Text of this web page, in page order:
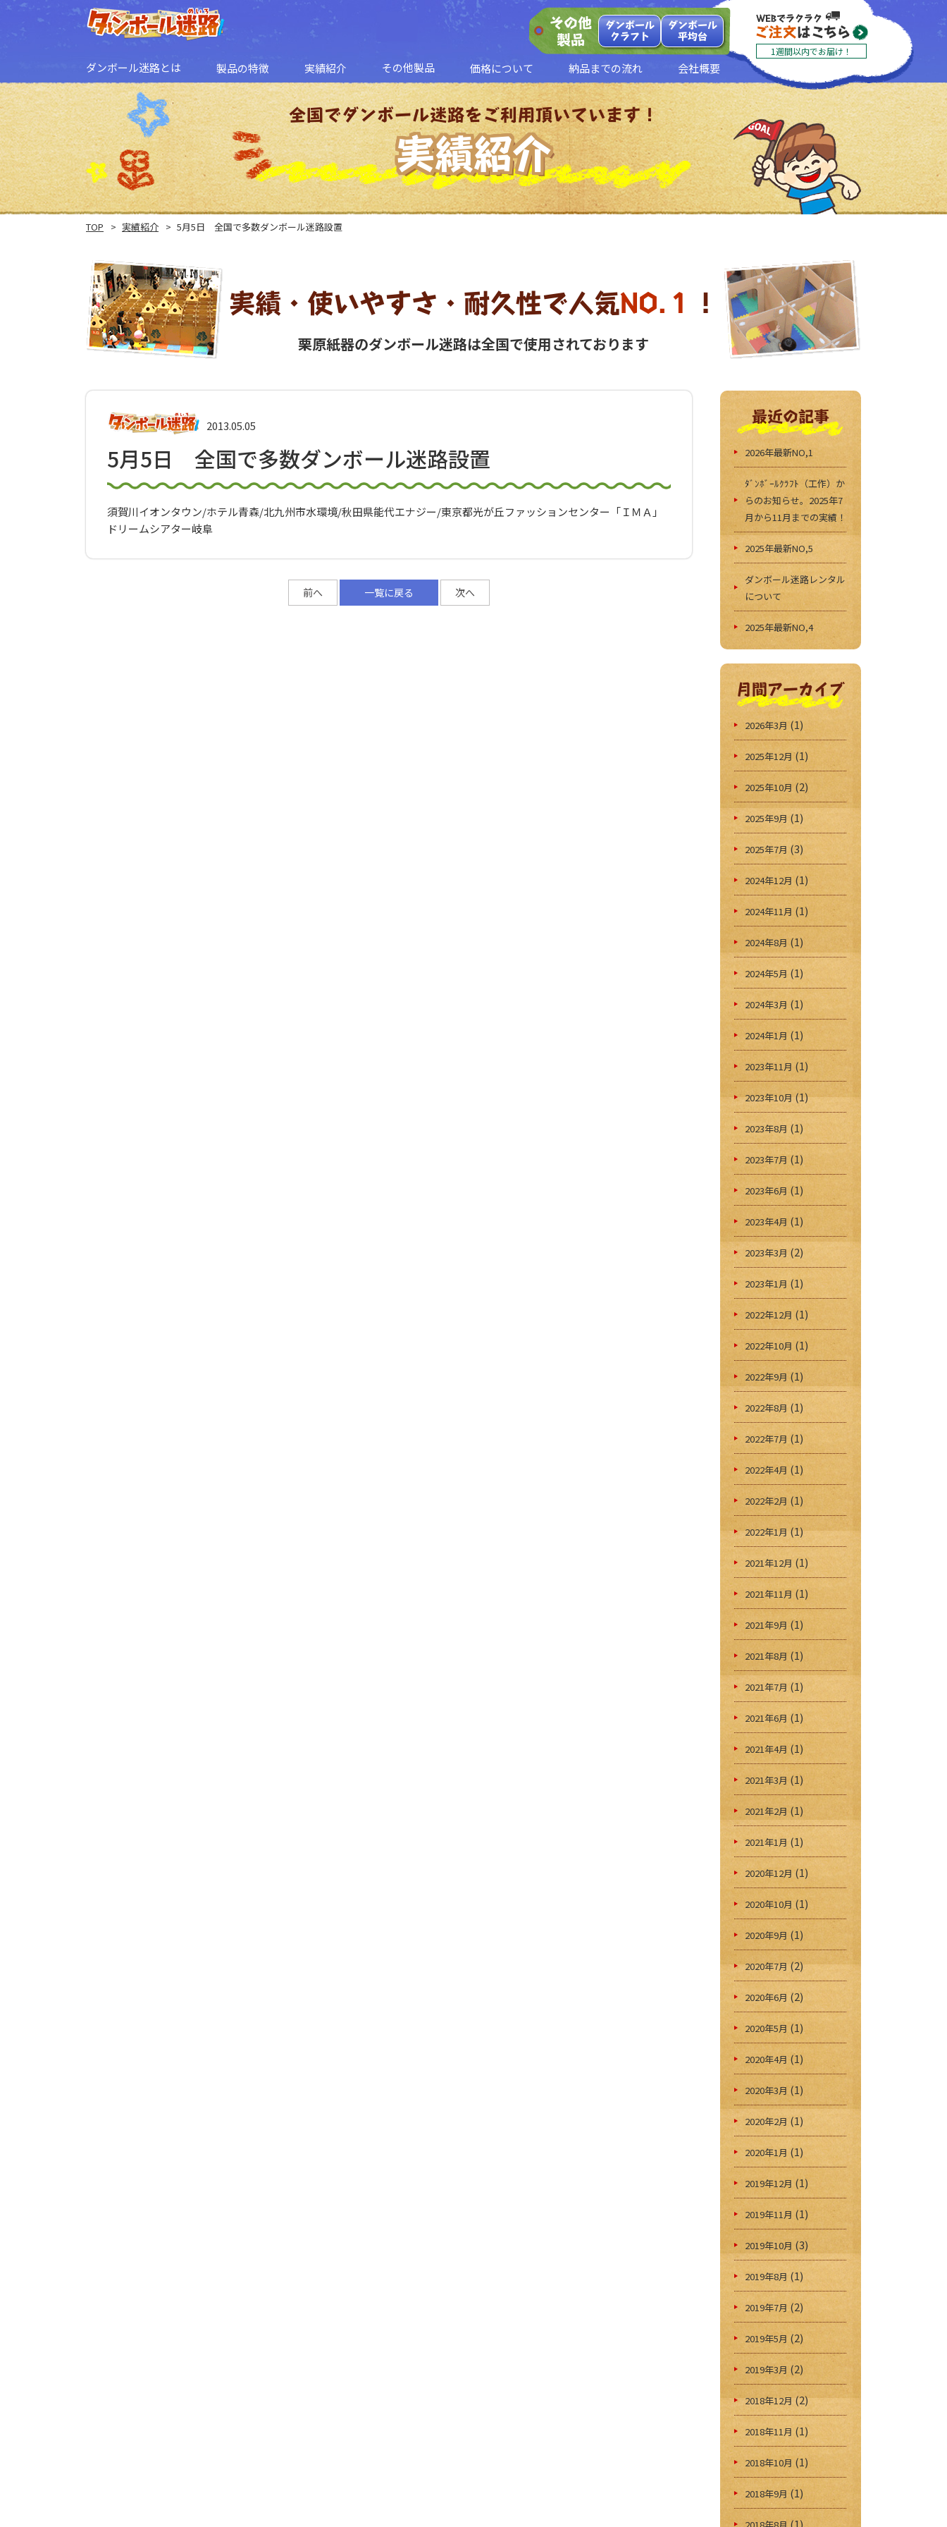
1週間以内でお届け！
その他
製品
ダンボール
クラフト
ダンボール
平均台
ダンボール迷路とは
ダンボール迷路とは
遊び方応用例
製品の特徴 実績紹介
その他製品
ダンボールクラフト
ダンボール平均台
価格について 納品までの流れ 会社概要
全国でダンボール迷路をご利用頂いています！
実績紹介
TOP 実績紹介 5月5日 全国で多数ダンボール迷路設置
実績・使いやすさ・耐久性で人気NO.１ ！
栗原紙器のダンボール迷路は全国で使用されております
2013.05.05
5月5日 全国で多数ダンボール迷路設置
須賀川イオンタウン/ホテル青森/北九州市水環境/秋田県能代エナジー/東京都光が丘ファッションセンター「ＩＭＡ」
ドリームシアター岐阜
前へ 一覧に戻る 次へ
最近の記事
2026年最新NO,1
ﾀﾞﾝﾎﾞｰﾙｸﾗﾌﾄ（工作）か
らのお知らせ。2025年7
月から11月までの実績！
2025年最新NO,5
ダンボール迷路レンタル
について
2025年最新NO,4
月間アーカイブ
2026年3月(1)
2025年12月(1)
2025年10月 (2)
2025年9月 (1)
2025年7月 (3)
2024年12月 (1)
2024年11月 (1)
2024年8月 (1)
2024年5月 (1)
2024年3月 (1)
2024年1月 (1)
2023年11月 (1)
2023年10月(1)
2023年8月 (1)
2023年7月 (1)
2023年6月(1)
2023年4月 (1)
2023年3月 (2)
2023年1月 (1)
2022年12月 (1)
2022年10月 (1)
2022年9月 (1)
2022年8月 (1)
2022年7月 (1)
2022年4月 (1)
2022年2月 (1)
2022年1月(1)
2021年12月 (1)
2021年11月 (1)
2021年9月(1)
2021年8月 (1)
2021年7月 (1)
2021年6月 (1)
2021年4月(1)
2021年3月 (1)
2021年2月 (1)
2021年1月 (1)
2020年12月(1)
2020年10月 (1)
2020年9月 (1)
2020年7月(2)
2020年6月 (2)
2020年5月 (1)
2020年4月(1)
2020年3月 (1)
2020年2月 (1)
2020年1月 (1)
2019年12月 (1)
2019年11月 (1)
2019年10月 (3)
2019年8月 (1)
2019年7月 (2)
2019年5月 (2)
2019年3月 (2)
2018年12月(2)
2018年11月 (1)
2018年10月 (1)
2018年9月(1)
(1)